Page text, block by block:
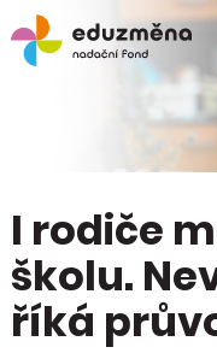
I rodiče
školu.
říká